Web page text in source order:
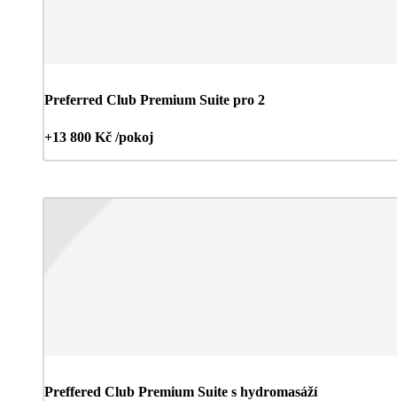
Preferred Club Premium Suite pro 2
+13 800 Kč /pokoj
Preffered Club Premium Suite s hydromasáží